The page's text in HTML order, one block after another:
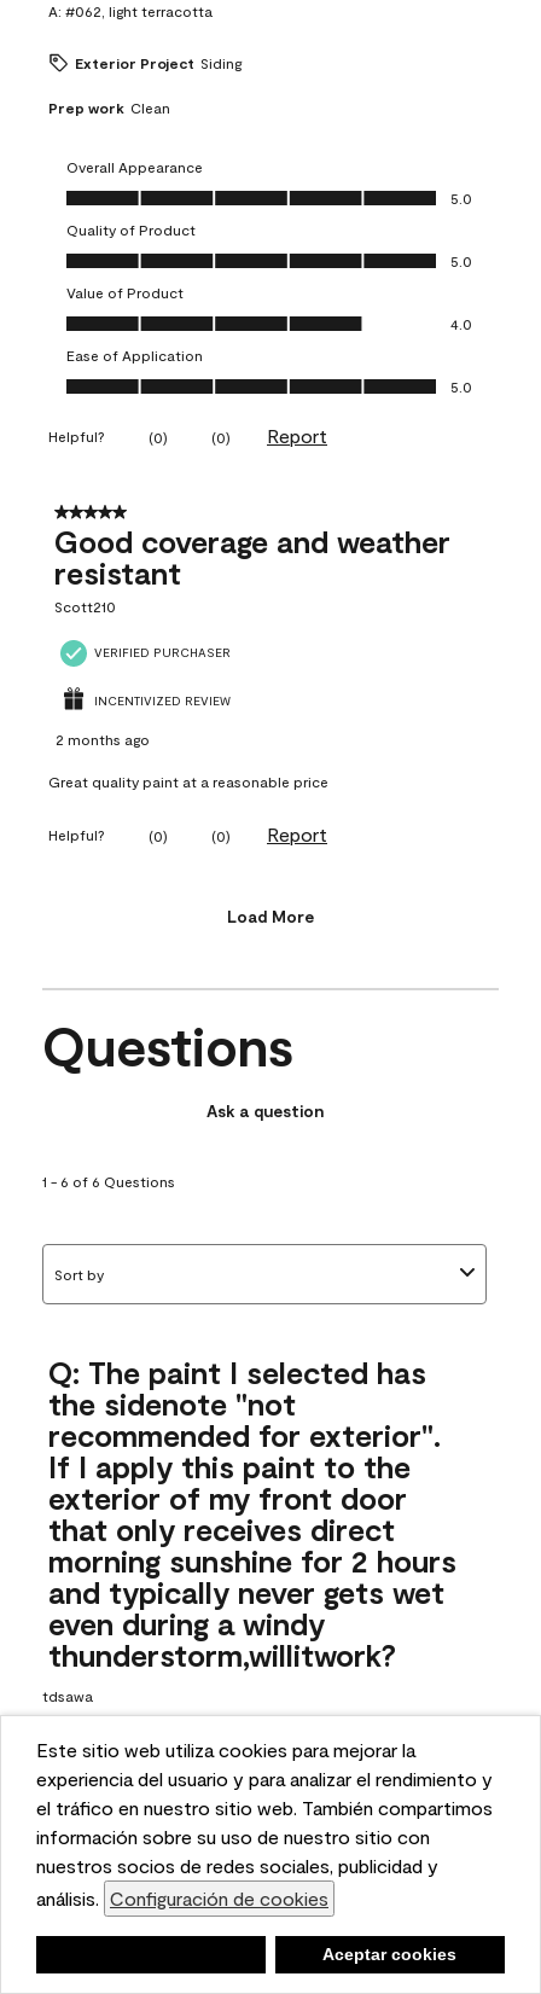
This website uses cookies to enhance user experience
and to analyze performance and traffic on our website.
We also share information about your use of our site
with our social media, advertising, and analytics
partners. Cookie Settings
Accept Cookies
Este sitio web utiliza cookies para mejorar la
experiencia del usuario y para analizar el rendimiento y
el tráfico en nuestro sitio web. También compartimos
información sobre su uso de nuestro sitio con
nuestros socios de redes sociales, publicidad y
análisis. Configuración de cookies
Aceptar cookies
A: #062, light terracotta
Exterior Project Siding
Prep work Clean
Overall Appearance
Overall Appearance, 5.0 out of 5
5.0
Quality of Product
Quality of Product, 5.0 out of 5
5.0
Value of Product
Value of Product, 4.0 out of 5
4.0
Ease of Application
Ease of Application, 5.0 out of 5
5.0
Helpful? (0) (0) Report
5 out of 5 stars.
Good coverage and weather
resistant
Scott210
VERIFIED PURCHASER
INCENTIVIZED REVIEW
2 months ago
Great quality paint at a reasonable price
Helpful? (0) (0) Report
Load More
Questions
Ask a question
1 - 6 of 6 Questions
Sort by
Q: The paint I selected has
the sidenote "not
recommended for exterior".
If I apply this paint to the
exterior of my front door
that only receives direct
morning sunshine for 2 hours
and typically never gets wet
even during a windy
thunderstorm,willitwork?
tdsawa
1 Answer Answer this Question
A: Hello, thanks for reaching out! While we do offer an
exterior formula for this color, it carries a "not
recommended for exterior use" warning because the color
may fade inconsistently or sooner than is typically